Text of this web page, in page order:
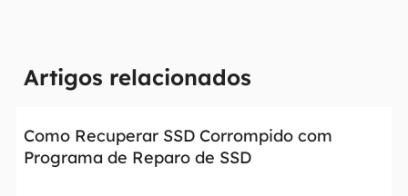
Artigos relacionados
Como Recuperar SSD Corrompido com
Programa de Reparo de SSD